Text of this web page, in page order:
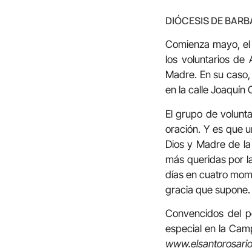
DIÓCESIS DE
Comienza mayo,
los voluntarios de
Madre. En su
en la calle Joaquín
El grupo de
oración. Y es que
Dios y Madre de
más queridas por
días en cuatro
gracia que supone.
Convencidos del
especial en la